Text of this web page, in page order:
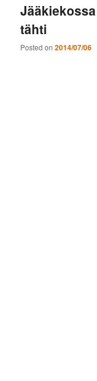
tähti
Posted on2014/07/06